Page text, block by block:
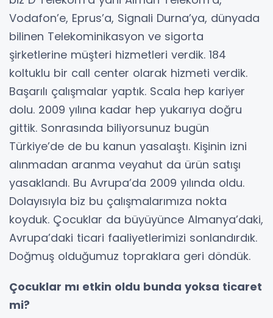
Vodafon’e, Eprus’a, Signali Durna’ya, dünyada
bilinen Telekominikasyon ve sigorta
şirketlerine müşteri hizmetleri verdik. 184
koltuklu bir call center olarak hizmeti verdik.
Başarılı çalışmalar yaptık. Scala hep kariyer
dolu. 2009 yılına kadar hep yukarıya doğru
gittik. Sonrasında biliyorsunuz bugün
Türkiye’de de bu kanun yasalaştı. Kişinin izni
alınmadan aranma veyahut da ürün satışı
yasaklandı. Bu Avrupa’da 2009 yılında oldu.
Dolayısıyla biz bu çalışmalarımıza nokta
koyduk. Çocuklar da büyüyünce Almanya’daki,
Avrupa’daki ticari faaliyetlerimizi sonlandırdık.
Doğmuş olduğumuz topraklara geri döndük.
Çocuklar mı etkin oldu bunda yoksa ticaret
mi?